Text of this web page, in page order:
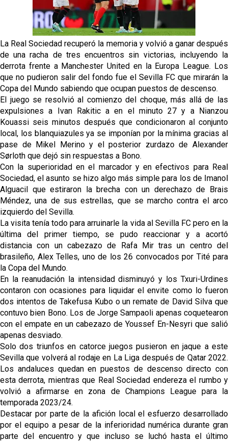
Crónica Pretemporada | Real Madrid 2-4 Sevilla FC
Femenino
La revolución de José Ignacio Navarro en el Sevilla
FC
La Real Sociedad recuperó la memoria y volvió a ganar después
de una racha de tres encuentros sin victorias, incluyendo la
derrota frente a Manchester United en la Europa League. Los
que no pudieron salir del fondo fue el Sevilla FC que mirarán la
Copa del Mundo sabiendo que ocupan puestos de descenso.
El juego se resolvió al comienzo del choque, más allá de las
expulsiones a Ivan Rakitic a en el minuto 27 y a Nianzou
Kouassi seis minutos después que condicionaron al conjunto
local, los blanquiazules ya se imponían por la mínima gracias al
pase de Mikel Merino y el posterior zurdazo de Alexander
Sørloth que dejó sin respuestas a Bono.
Con la superioridad en el marcador y en efectivos para Real
Sociedad, el asunto se hizo algo más simple para los de Imanol
Alguacil que estiraron la brecha con un derechazo de Brais
Méndez, una de sus estrellas, que se marcho contra el arco
izquierdo del Sevilla.
La visita tenía todo para arruinarle la vida al Sevilla FC pero en la
última del primer tiempo, se pudo reaccionar y a acortó
distancia con un cabezazo de Rafa Mir tras un centro del
brasileño, Alex Telles, uno de los 26 convocados por Tité para
la Copa del Mundo.
En la reanudación la intensidad disminuyó y los Txuri-Urdines
contaron con ocasiones para liquidar el envite como lo fueron
dos intentos de Takefusa Kubo o un remate de David Silva que
contuvo bien Bono. Los de Jorge Sampaoli apenas coquetearon
con el empate en un cabezazo de Youssef En-Nesyri que salió
apenas desviado.
Solo dos triunfos en catorce juegos pusieron en jaque a este
Sevilla que volverá al rodaje en La Liga después de Qatar 2022.
Los andaluces quedan en puestos de descenso directo con
esta derrota, mientras que Real Sociedad endereza el rumbo y
volvió a afirmarse en zona de Champions League para la
temporada 2023/24.
Destacar por parte de la afición local el esfuerzo desarrollado
por el equipo a pesar de la inferioridad numérica durante gran
parte del encuentro y que incluso se luchó hasta el último